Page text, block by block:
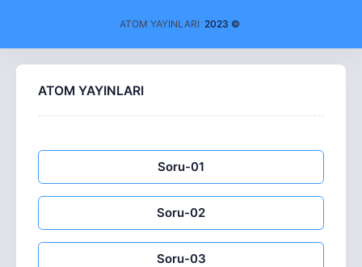
ATOM YAYINLARI 2023 ©
ATOM YAYINLARI
Soru-01
Soru-02
Soru-03